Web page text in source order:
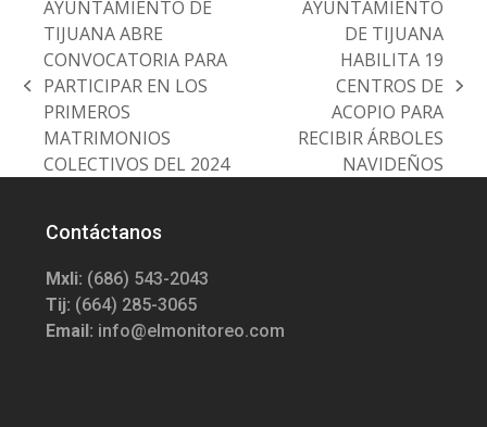
previous
post:
AYUNTAMIENTO DE
TIJUANA ABRE
CONVOCATORIA PARA
PARTICIPAR EN LOS
PRIMEROS
MATRIMONIOS
COLECTIVOS DEL 2024
AYUNTAMIENTO
DE TIJUANA
HABILITA 19
CENTROS DE
ACOPIO PARA
RECIBIR ÁRBOLES
NAVIDEÑOS
Contáctanos
Mxli: (686) 543-2043
Tij: (664) 285-3065
Email: info@elmonitoreo.com